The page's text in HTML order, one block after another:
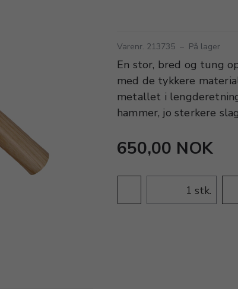
Varenr. 213735 – På lager
En stor, bred og tung
med de tykkere
metallet i
hammer, jo sterkere
650,00 NOK
stk.